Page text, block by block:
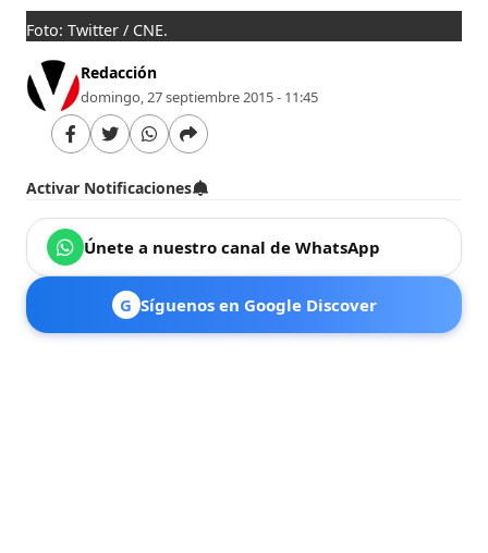
Foto: Twitter / CNE.
Redacción
domingo, 27 septiembre 2015 - 11:45
Activar Notificaciones
Únete a nuestro canal de WhatsApp
G Síguenos en Google Discover